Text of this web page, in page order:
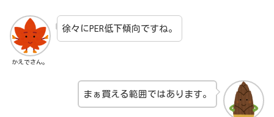
かえでさん。
徐々にPER低下傾向ですね。
まぁ買える範囲ではあります。